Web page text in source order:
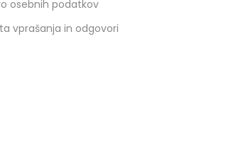
osebnih podatkov
vprašanja in odgovori